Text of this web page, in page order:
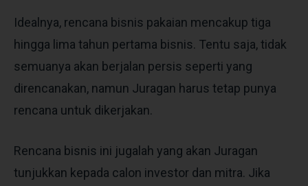
Idealnya, rencana bisnis pakaian mencakup tiga
hingga lima tahun pertama bisnis. Tentu saja, tidak
semuanya akan berjalan persis seperti yang
direncanakan, namun Juragan harus tetap punya
rencana untuk dikerjakan.
Rencana bisnis ini jugalah yang akan Juragan
tunjukkan kepada calon investor dan mitra. Jika